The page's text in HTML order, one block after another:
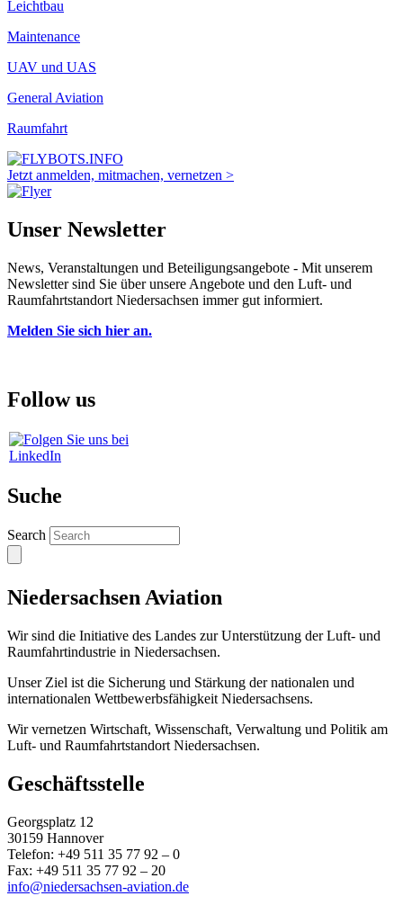
Leichtbau
Maintenance
UAV und UAS
General Aviation
Raumfahrt
Jetzt anmelden, mitmachen, vernetzen >
Unser Newsletter
News, Veranstaltungen und Beteiligungsangebote - Mit unserem
Newsletter sind Sie über unsere Angebote und den Luft- und
Raumfahrtstandort Niedersachsen immer gut informiert.
Melden Sie sich hier an.
Follow us
Suche
Search
Niedersachsen Aviation
Wir sind die Initiative des Landes zur Unterstützung der Luft- und
Raumfahrtindustrie in Niedersachsen.
Unser Ziel ist die Sicherung und Stärkung der nationalen und
internationalen Wettbewerbsfähigkeit Niedersachsens.
Wir vernetzen Wirtschaft, Wissenschaft, Verwaltung und Politik am
Luft- und Raumfahrtstandort Niedersachsen.
Geschäftsstelle
Georgsplatz 12
30159 Hannover
Telefon: +49 511 35 77 92 – 0
Fax: +49 511 35 77 92 – 20
info@niedersachsen-aviation.de